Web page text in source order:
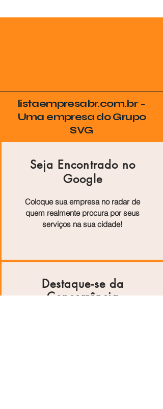
listaempresabr.com.br -
Uma empresa do Grupo
SVG
Seja Encontrado no
Google
Coloque sua empresa no radar de
quem realmente procura por seus
serviços na sua cidade!
Destaque-se da
Concorrência